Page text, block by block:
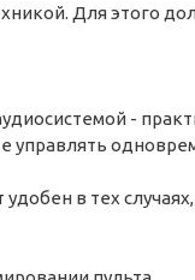
Для этого
-
управлять
в тех